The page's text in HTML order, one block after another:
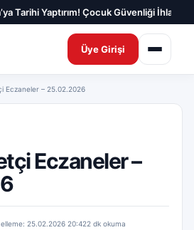
Çocuk Güvenliği İhlali 567 Milyon
Üye Girişi
Eczaneler – 25.02.2026
Eczaneler –
25.02.2026 20:422 dk okuma